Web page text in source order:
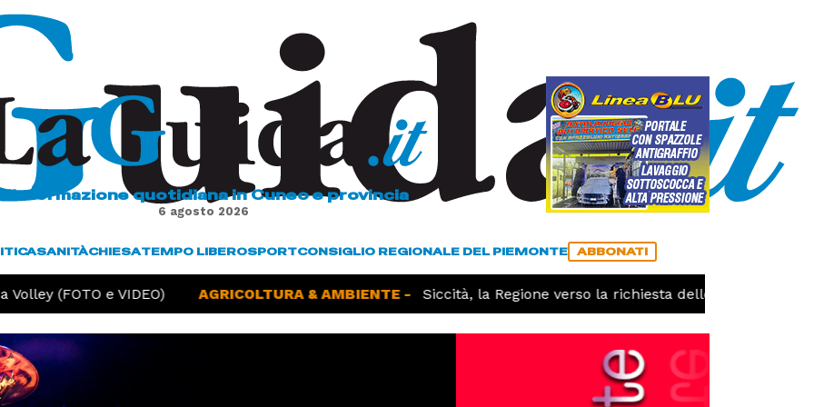
L'informazione quotidiana in Cuneo e provincia
6 agosto 2026
SANITÀCHIESATEMPO LIBEROSPORTCONSIGLIO REGIONALE DEL PIEMONTE ABBONATI
(FOTO e VIDEO) AGRICOLTURA & AMBIENTE - Siccità, la Regione verso la richiesta dello stato di